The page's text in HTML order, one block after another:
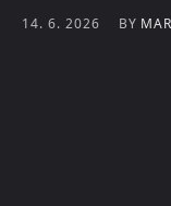
14. 6. 2026 BY